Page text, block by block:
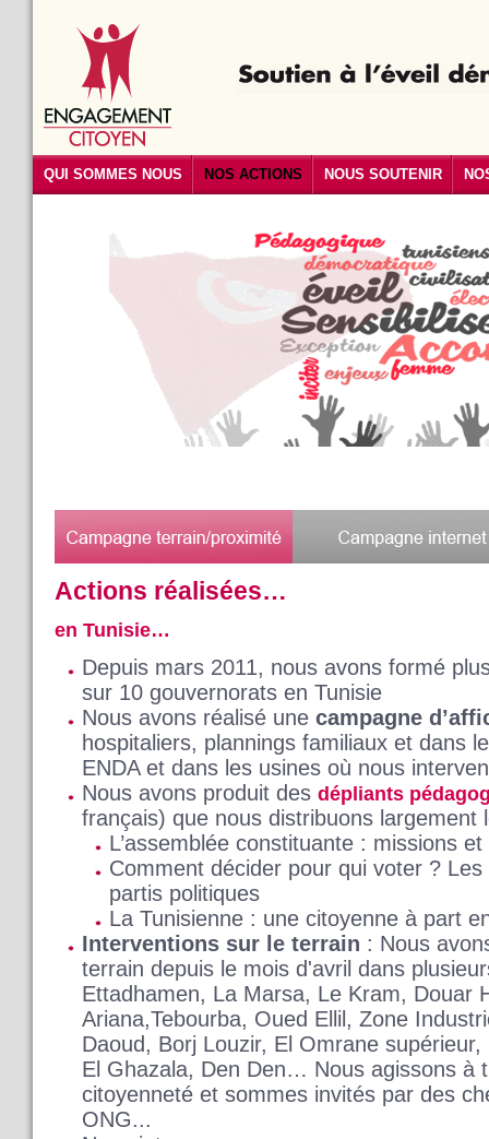
QUI SOMMES NOUS NOS ACTIONS NOUS SOUTENIR
Actions réalisées…
en Tunisie…
Depuis mars 2011, nous avons formé
sur 10 gouvernorats en Tunisie
Nous avons réalisé une campagne
hospitaliers, plannings familiaux et dans
ENDA et dans les usines où nous
Nous avons produit des dépliants
français) que nous distribuons largement
L’assemblée constituante : missions
Comment décider pour qui voter ?
partis politiques
La Tunisienne : une citoyenne à part
Interventions sur le terrain : Nous
terrain depuis le mois d'avril dans
Ettadhamen, La Marsa, Le Kram, Douar
Ariana,Tebourba, Oued Ellil, Zone
Daoud, Borj Louzir, El Omrane
El Ghazala, Den Den… Nous agissons à
citoyenneté et sommes invités par des
ONG...